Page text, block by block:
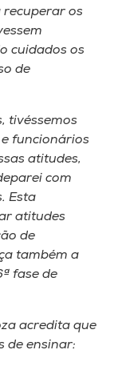
os
cuidados os
de
tivéssemos
funcionários
atitudes,
com
Esta
atitudes
de
também a
fase de
acredita que
de ensinar: